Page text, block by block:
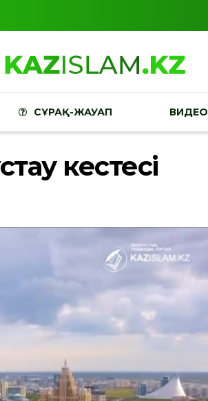
СҰРАҚ-ЖАУАП ВИДЕО
кестесі